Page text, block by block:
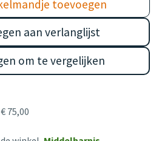
toevoegen
om te vergelijken
aan verlanglijst
75,00